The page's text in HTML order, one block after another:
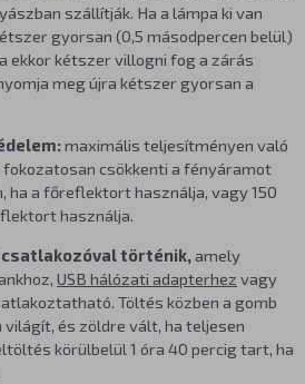
szállítják. Ha a lámpa ki van
gyorsan (0,5 másodpercen belül)
ekkor kétszer villogni fog a zárás
meg újra kétszer gyorsan a
maximális teljesítményen való
csökkenti a fényáramot
ha a főreflektort használja, vagy 150
használja.
csatlakozóval történik,amely
USB hálózati adapterhez vagy
Töltés közben a gomb
és zöldre vált, ha teljesen
körülbelül 1 óra 40 percig tart, ha